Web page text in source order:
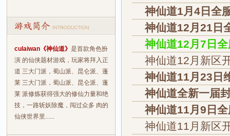
culaiwan《神仙道》 是首款角色扮
演 的仙侠题材游戏，玩家将拜入正
道 三大门派，蜀山派、昆仑派、蓬
莱 三大门派，蜀山派、昆仑派、蓬
莱 派修炼获得强大的修仙力量和绝
技，一路斩妖除魔，闯过众多 肉的
仙侠世界里......
神仙道1月4日全
神仙道12月21日
神仙道12月7日
神仙道12月新区
神仙道11月23日
神仙道全新一届
神仙道11月9日
神仙道11月新区